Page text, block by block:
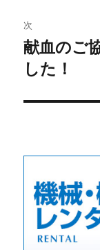
次
献血のご
した！